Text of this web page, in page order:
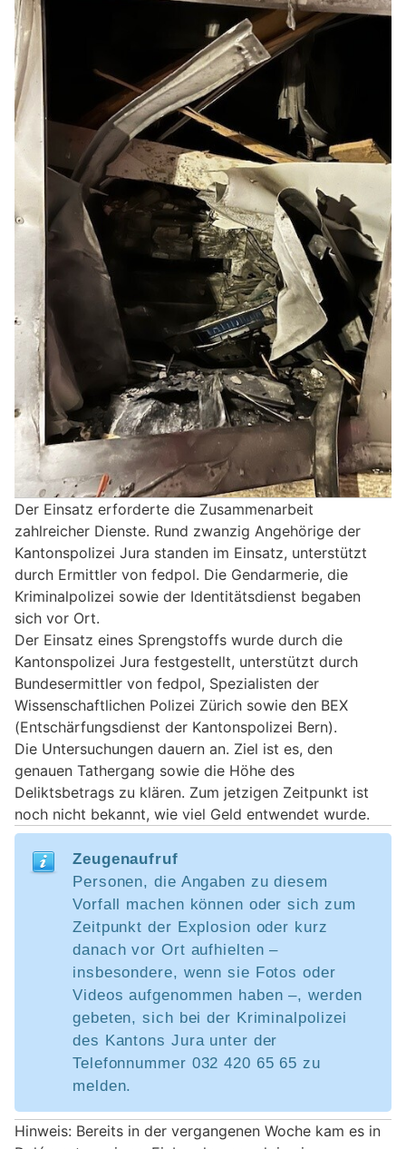
Der Einsatz erforderte die Zusammenarbeit
zahlreicher Dienste. Rund zwanzig Angehörige der
Kantonspolizei Jura standen im Einsatz, unterstützt
durch Ermittler von fedpol. Die Gendarmerie, die
Kriminalpolizei sowie der Identitätsdienst begaben
sich vor Ort.
Der Einsatz eines Sprengstoffs wurde durch die
Kantonspolizei Jura festgestellt, unterstützt durch
Bundesermittler von fedpol, Spezialisten der
Wissenschaftlichen Polizei Zürich sowie den BEX
(Entschärfungsdienst der Kantonspolizei Bern).
Die Untersuchungen dauern an. Ziel ist es, den
genauen Tathergang sowie die Höhe des
Deliktsbetrags zu klären. Zum jetzigen Zeitpunkt ist
noch nicht bekannt, wie viel Geld entwendet wurde.
Zeugenaufruf
Personen, die Angaben zu diesem
Vorfall machen können oder sich zum
Zeitpunkt der Explosion oder kurz
danach vor Ort aufhielten –
insbesondere, wenn sie Fotos oder
Videos aufgenommen haben –, werden
gebeten, sich bei der Kriminalpolizei
des Kantons Jura unter der
Telefonnummer 032 420 65 65 zu
melden.
Hinweis: Bereits in der vergangenen Woche kam es in